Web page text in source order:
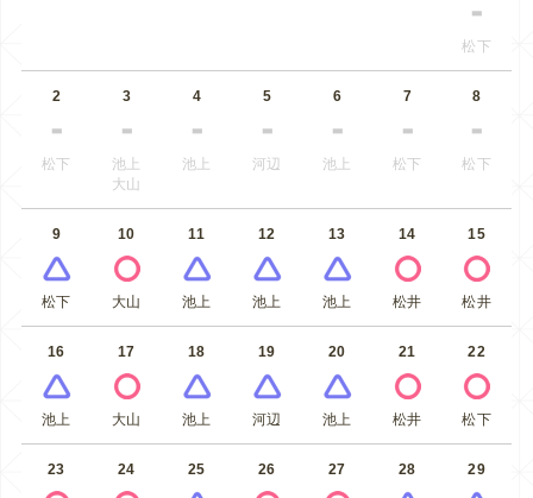
松下
2
松下
3
池上
大山
4
池上
5
河辺
6
池上
7
松下
8
松下
9
松下
10
大山
11
池上
12
池上
13
池上
14
松井
15
松井
16
池上
17
大山
18
池上
19
河辺
20
池上
21
松井
22
松下
23 24 25 26 27 28 29